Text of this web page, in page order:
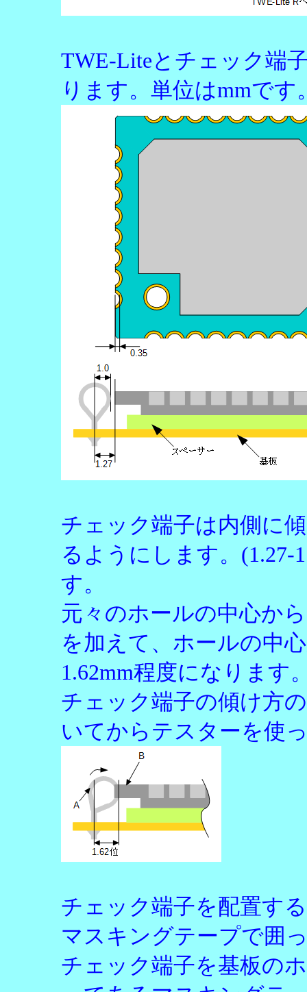
TWE-Liteとチェック端
ります。単位はmmです
チェック端子は内側に
るようにします。(1.27-
す。
元々のホールの中心か
を加えて、ホールの中
1.62mm程度になります
チェック端子の傾け方
いてからテスターを使
チェック端子を配置す
マスキングテープで囲
チェック端子を基板の